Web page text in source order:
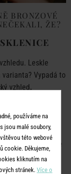
BRONZOVÉ
ŽE?
Leskle
Vypadá to
vzhled.
už jen
Krása, že?!
kousky ze
a k tomu
ladí a
používáme na
jsou malé soubory,
této webové
cookie. Děkujeme,
kliknutím na
stránek. Více o